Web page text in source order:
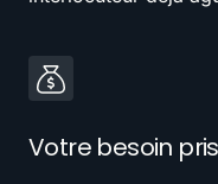
Votre besoin